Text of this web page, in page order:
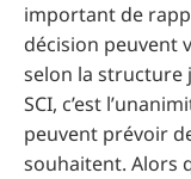
important de
décision peuvent
selon la structure
SCI, c’est
peuvent prévoir
souhaitent. Alors